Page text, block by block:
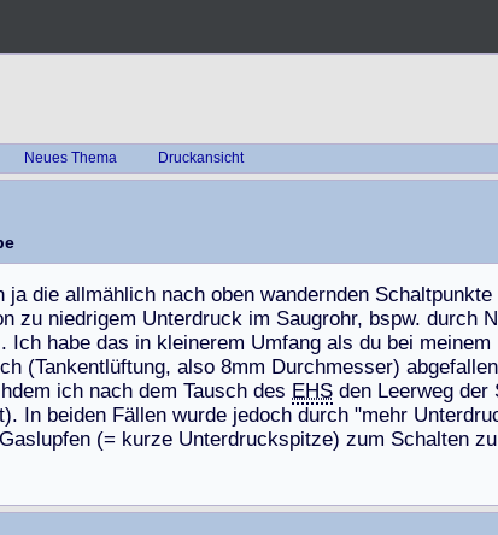
Neues Thema Druckansicht
ja die allmählich nach oben wandernden Schaltpunkte
n zu niedrigem Unterdruck im Saugrohr, bspw. durch N
. Ich habe das in kleinerem Umfang als du bei meinem
ch (Tankentlüftung, also 8mm Durchmesser) abgefallen
hdem ich nach dem Tausch des EHS den Leerweg der
t). In beiden Fällen wurde jedoch durch "mehr Unterdru
Gaslupfen (= kurze Unterdruckspitze) zum Schalten zu